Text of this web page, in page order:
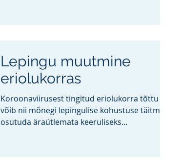
Lepingu muutmine
eriolukorras
Koroonaviirusest tingitud eriolukorra tõttu
võib nii mõnegi lepingulise kohustuse täitmine
osutuda äraütlemata keeruliseks